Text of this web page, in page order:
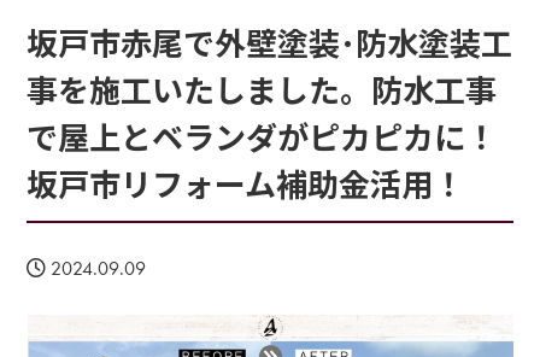
坂戸市赤尾で外壁塗装･防水塗装工
事を施工いたしました。防水工事
で屋上とベランダがピカピカに！
坂戸市リフォーム補助金活用！
2024.09.09